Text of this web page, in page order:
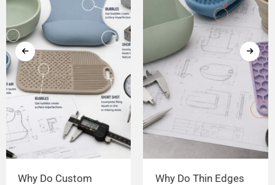
Why Do Custom
Why Do Thin Edges